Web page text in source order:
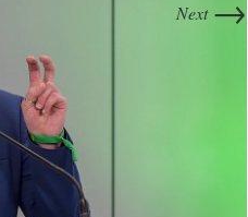
Next →